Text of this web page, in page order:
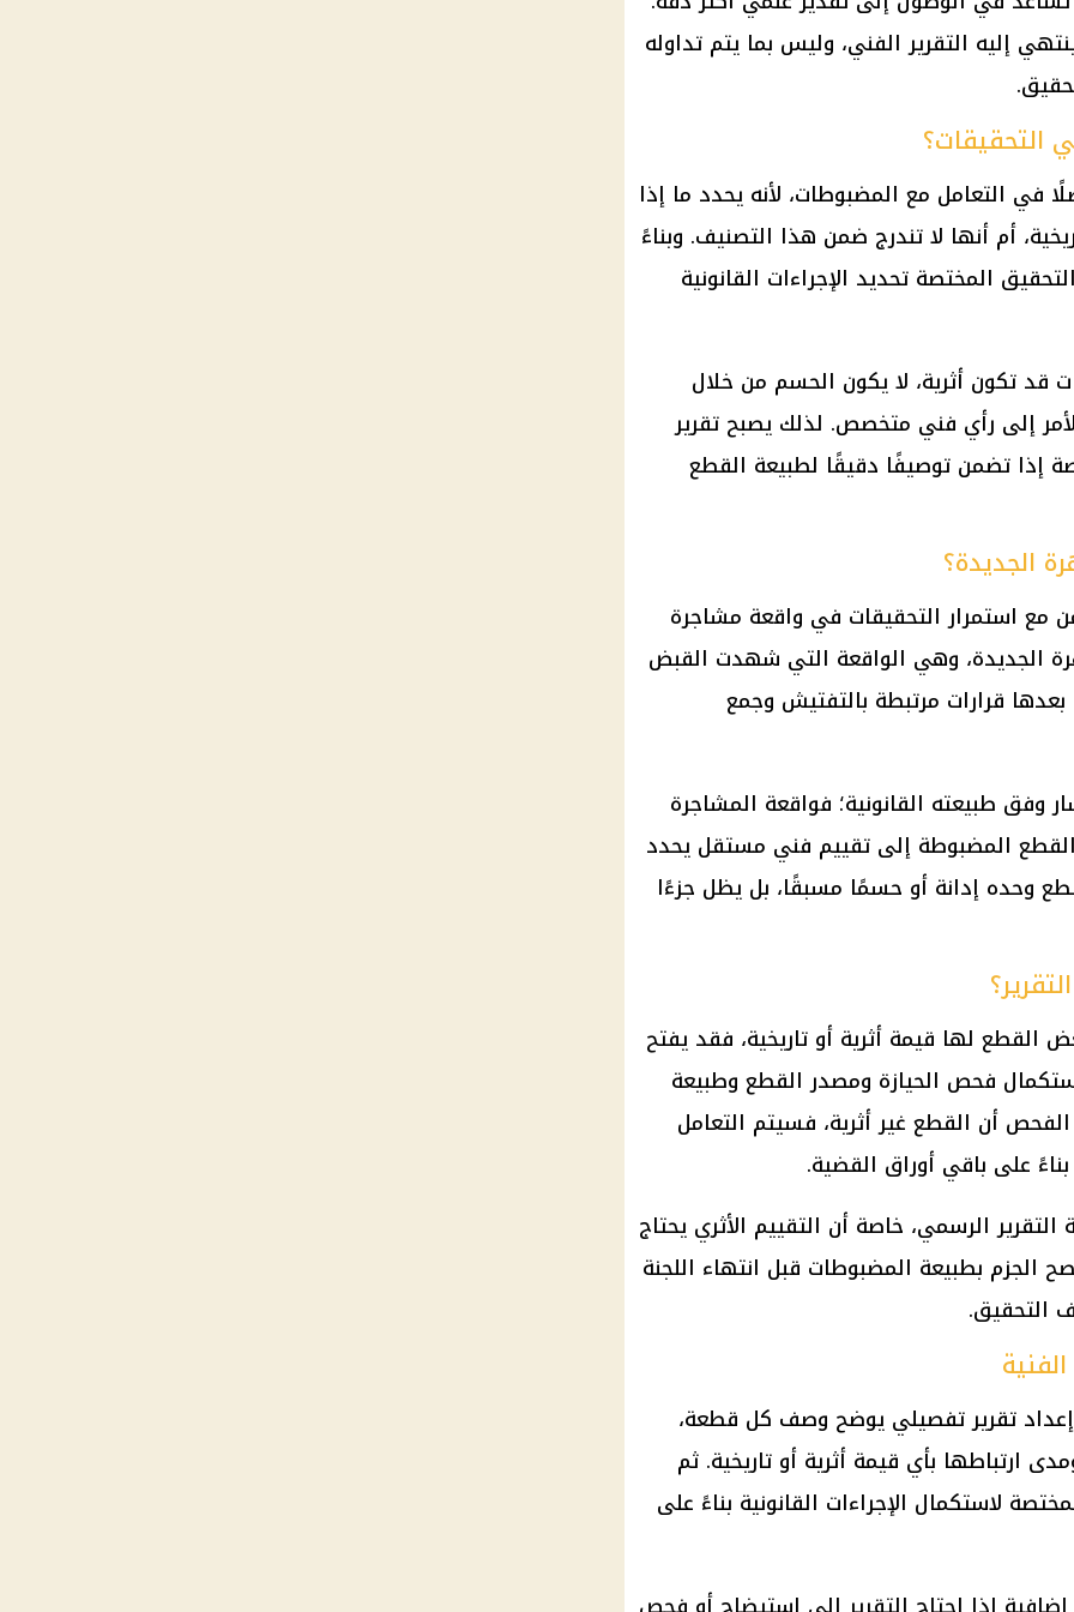
إليه التقرير الفني، وليس بما يتم تداوله
التحقيقات؟
في التعامل مع المضبوطات، لأنه يحدد ما إذا
أم أنها لا تندرج ضمن هذا التصنيف. وبناءً
المختصة تحديد الإجراءات القانونية
تكون أثرية، لا يكون الحسم من خلال
إلى رأي فني متخصص. لذلك يصبح تقرير
إذا تضمن توصيفًا دقيقًا لطبيعة القطع
الجديدة؟
مع استمرار التحقيقات في واقعة مشاجرة
الجديدة، وهي الواقعة التي شهدت القبض
قرارات مرتبطة بالتفتيش وجمع
طبيعته القانونية؛ فواقعة المشاجرة
القطع المضبوطة إلى تقييم فني مستقل يحدد
وحده إدانة أو حسمًا مسبقًا، بل يظل جزءًا
القطع لها قيمة أثرية أو تاريخية، فقد يفتح
فحص الحيازة ومصدر القطع وطبيعة
أن القطع غير أثرية، فسيتم التعامل
على باقي أوراق القضية.
الرسمي، خاصة أن التقييم الأثري يحتاج
الجزم بطبيعة المضبوطات قبل انتهاء اللجنة
التحقيق.
إعداد تقرير تفصيلي يوضح وصف كل قطعة،
ارتباطها بأي قيمة أثرية أو تاريخية. ثم
لاستكمال الإجراءات القانونية بناءً على